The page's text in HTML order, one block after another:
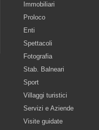
Immobiliari
Proloco
Enti
Spettacoli
Fotografia
Stab. Balneari
Sport
Villaggi turistici
Servizi e Aziende
Visite guidate